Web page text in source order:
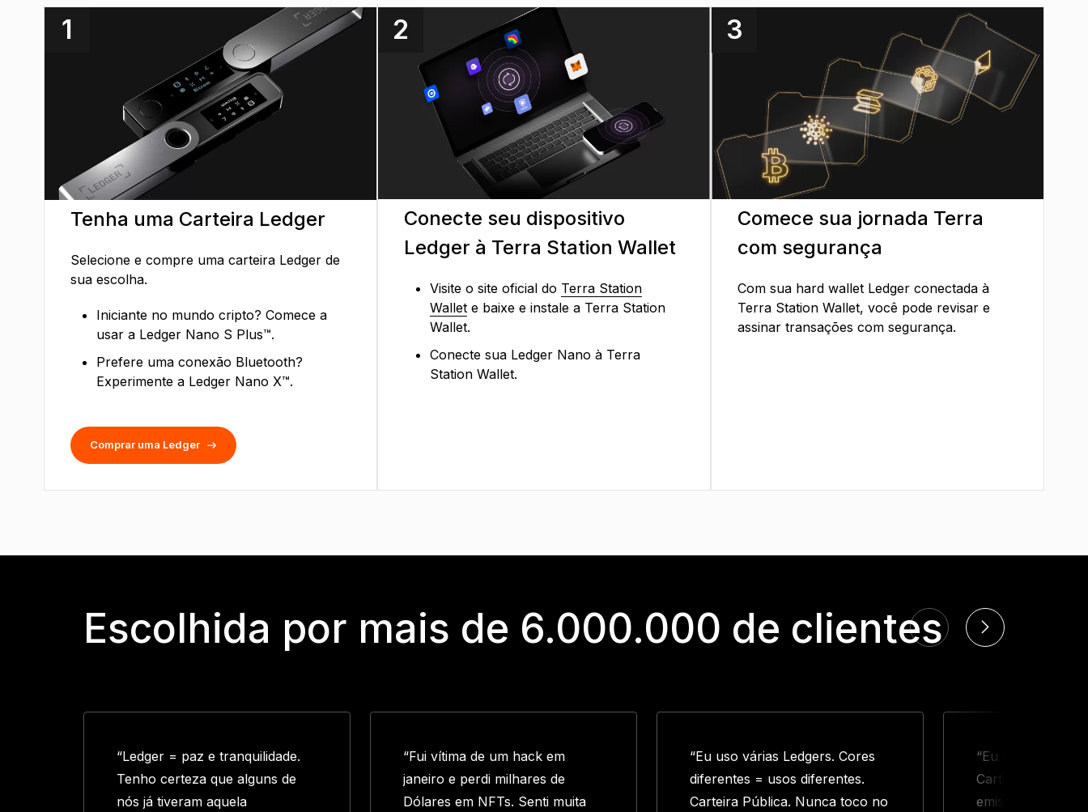
1
Tenha uma Carteira Ledger
Selecione e compre uma carteira Ledger de
sua escolha.
Iniciante no mundo cripto? Comece a
usar a Ledger Nano S Plus™.
Prefere uma conexão Bluetooth?
Experimente a Ledger Nano X™.
Comprar uma Ledger
2
Conecte seu dispositivo
Ledger à Terra Station Wallet
Visite o site oficial do Terra Station
Wallete baixe e instale a Terra Station
Wallet.
Conecte sua Ledger Nano à Terra
Station Wallet.
3
Comece sua jornada Terra
com segurança
Com sua hard wallet Ledger conectada à
Terra Station Wallet, você pode revisar e
assinar transações com segurança.
Escolhida por mais de 6.000.000 de clientes
“Ledger = paz e tranquilidade.
Tenho certeza que alguns de
nós já tiveram aquela
“Fui vítima de um hack em
janeiro e perdi milhares de
Dólares em NFTs. Senti muita
“Eu uso várias Ledgers. Cores
diferentes = usos diferentes.
Carteira Pública. Nunca toco no
“Eu tenho 3
Carteira quente:
emissões/